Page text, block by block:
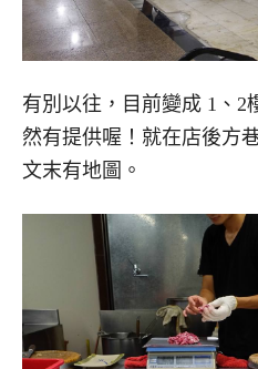
有別以往，目前變成 1、2
然有提供喔！就在店後方
文末有地圖。